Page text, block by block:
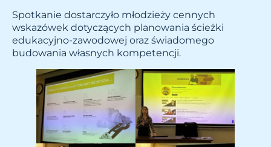
Spotkanie dostarczyło młodzieży cennych
wskazówek dotyczących planowania ścieżki
edukacyjno-zawodowej oraz świadomego
budowania własnych kompetencji.